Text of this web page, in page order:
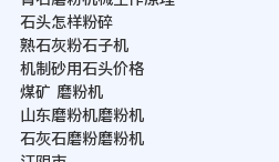
石头怎样粉碎
熟石灰粉石子机
机制砂用石头价格
煤矿 磨粉机
山东磨粉机磨粉机
石灰石磨粉磨粉机